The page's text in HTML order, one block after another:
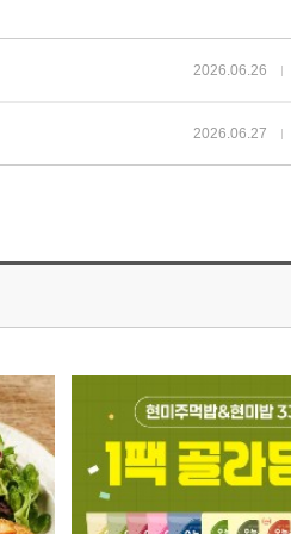
2026.06.26
2026.06.27